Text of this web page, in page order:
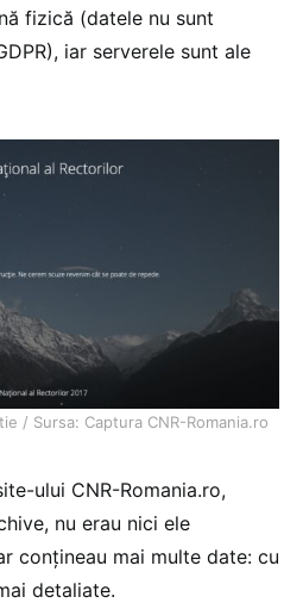
fizică (datele nu sunt
iar serverele sunt ale
/ Sursa: Captura CNR-Romania.ro
ului CNR-Romania.ro,
nu erau nici ele
conțineau mai multe date: cu
detaliate.